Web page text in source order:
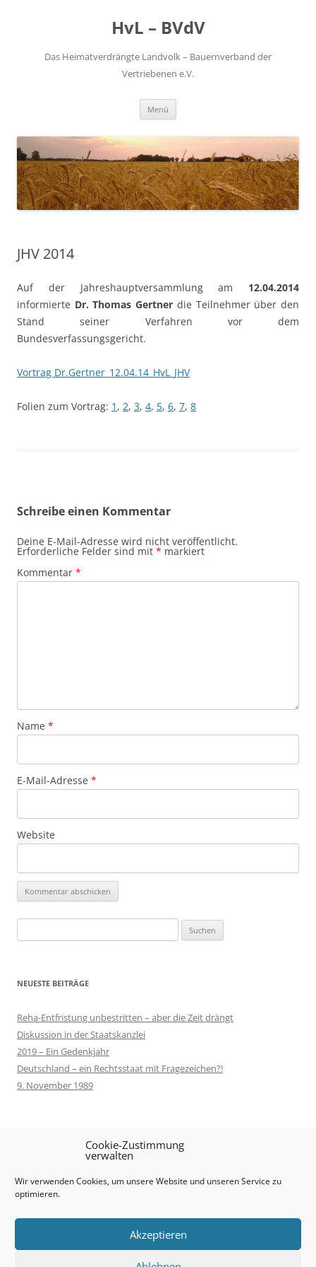
Cookie-Zustimmung
verwalten
Wir verwenden Cookies, um unsere Website und unseren Service zu
optimieren.
Akzeptieren
HvL – BVdV
Das Heimatverdrängte Landvolk – Bauernverband der
Vertriebenen e.V.
Menü
JHV 2014
Auf der Jahreshauptversammlung am 12.04.2014
informierte Dr. Thomas Gertner die Teilnehmer über den
Stand seiner Verfahren vor dem
Bundesverfassungsgericht.
Vortrag Dr.Gertner_12.04.14_HvL_JHV
Folien zum Vortrag: 1 , 2, 3, 4, 5, 6, 7, 8
Schreibe einen Kommentar
Deine E-Mail-Adresse wird nicht veröffentlicht.
Erforderliche Felder sind mit * markiert
Kommentar *
Name *
E-Mail-Adresse *
Website
nach:
NEUESTE BEITRÄGE
Reha-Entfristung unbestritten – aber die Zeit drängt
Diskussion in der Staatskanzlei
2019 – Ein Gedenkjahr
Deutschland – ein Rechtsstaat mit Fragezeichen?!
9. November 1989
Eintrags-Feed
WordPress.org